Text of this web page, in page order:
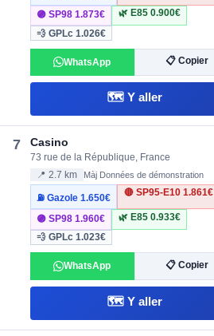
🟣 SP981.873€ 🌿 E85 0.900€
💨 GPLc1.026€
WhatsApp 📋 Copier
🗺️ Y aller
7 Casino
73 rue de la République, France
📍 2.7 km Màj Données de démonstration
⛽ Gazole1.650€
🔴 SP95-E10 1.861€
🟣 SP981.960€ 🌿 E85 0.933€
💨 GPLc1.023€
WhatsApp 📋 Copier
🗺️ Y aller